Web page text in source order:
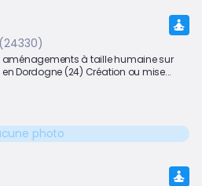
aménagements à taille humaine sur
Dordogne (24) Création ou mise...
photo